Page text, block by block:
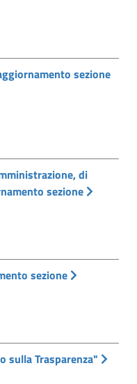
sezione
di
sezione
sezione
sulla Trasparenza"